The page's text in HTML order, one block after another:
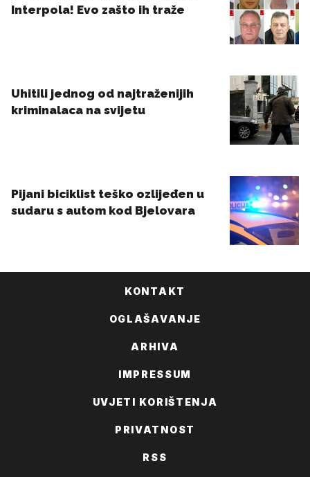
KONTAKT
OGLAŠAVANJE
ARHIVA
IMPRESSUM
UVJETI KORIŠTENJA
PRIVATNOST
RSS